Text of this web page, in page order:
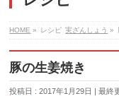
HOME » レシピ 実ざんしょう »
豚の生姜焼き
投稿日 : 2017年1月29日 最終